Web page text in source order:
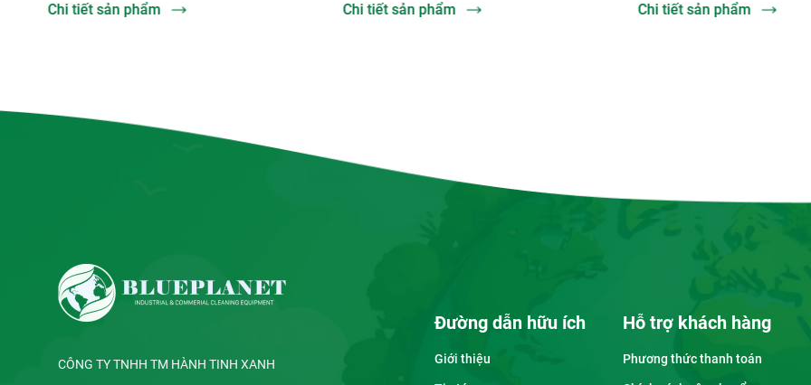
Chi tiết sản phẩm Chi tiết sản phẩm Chi tiết sản phẩm
CÔNG TY TNHH TM HÀNH TINH XANH
Đường dẫn hữu ích
Giới thiệu
Hỗ trợ khách hàng
Phương thức thanh toán